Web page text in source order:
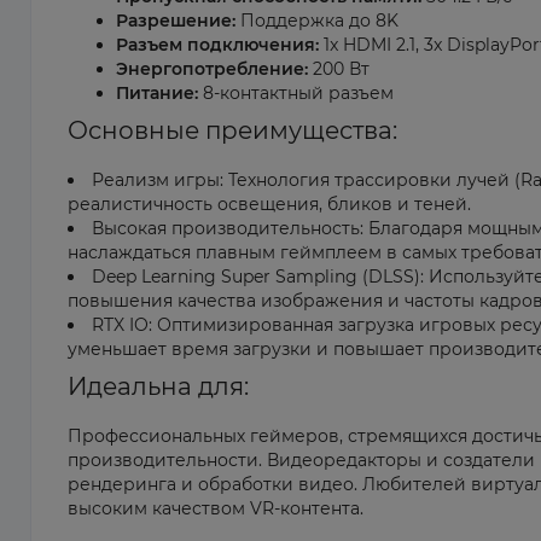
Разрешение: Поддержка до 8K
Разъем подключения: 1x HDMI 2.1, 3x
Энергопотребление: 200 Вт
Питание: 8-контактный разъем
Основные преимущества:
Реализм игры: Технология трассировки лучей
реалистичность освещения, бликов и теней.
Высокая производительность: Благодаря
наслаждаться плавным геймплеем в самых
Deep Learning Super Sampling (DLSS):
повышения качества изображения и частоты
RTX IO: Оптимизированная загрузка игровых
уменьшает время загрузки и повышает
Идеальна для:
Профессиональных геймеров, стремящихся
производительности. Видеоредакторы и
рендеринга и обработки видео. Любителей
высоким качеством VR-контента.